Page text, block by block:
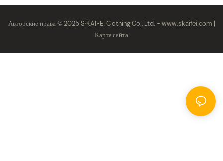
Авторские права © 2025 S·KAIFEI Clothing Co., Ltd. - www.skaifei.com |
Карта сайта